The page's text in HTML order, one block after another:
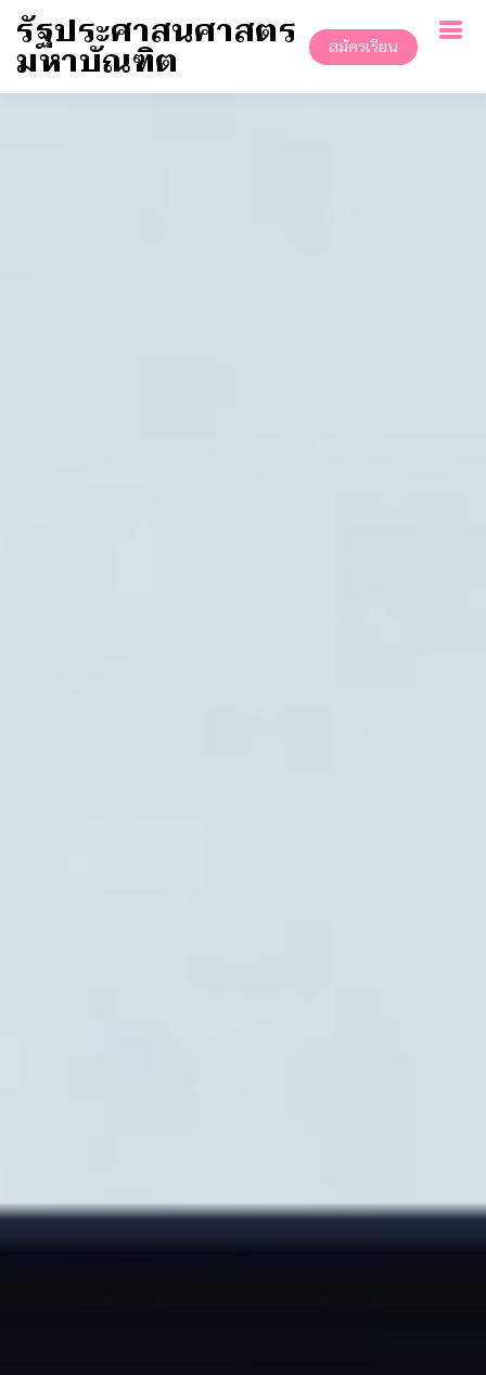
รัฐประศาสนศาสตร
มหาบัณฑิต สมัครเรียน